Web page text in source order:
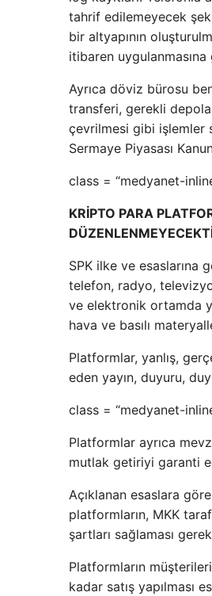
tahrif edilemeyecek
bir altyapının
itibaren
Ayrıca döviz bürosu
transferi, gerekli
çevrilmesi gibi işlemler
Sermaye Piyasası
class = “medyanet-
KRİPTO PARA
SPK ilke ve esaslarına
telefon, radyo,
ve elektronik ortamda
hava ve basılı
Platformlar, yanlış,
eden yayın, duyuru,
class = “medyanet-
Platformlar ayrıca
mutlak getiriyi garanti
Açıklanan esaslara
platformların, MKK
şartları sağlaması
Platformların
kadar satış yapılması